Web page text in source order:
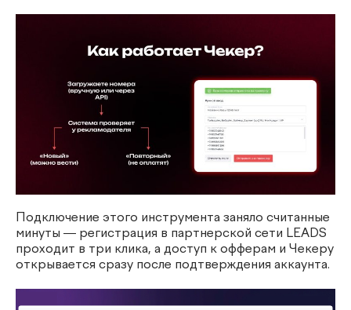
Подключение этого инструмента заняло считанные
минуты — регистрация в партнерской сети LEADS
проходит в три клика, а доступ к офферам и Чекеру
открывается сразу после подтверждения аккаунта.